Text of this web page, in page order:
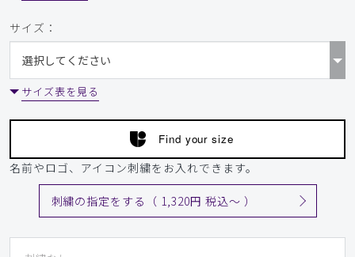
サイズ：
サイズ表を見る
Find your size
名前やロゴ、アイコン刺繍をお入れできます。
刺繍の指定をする（ 1,320円 税込〜 ）